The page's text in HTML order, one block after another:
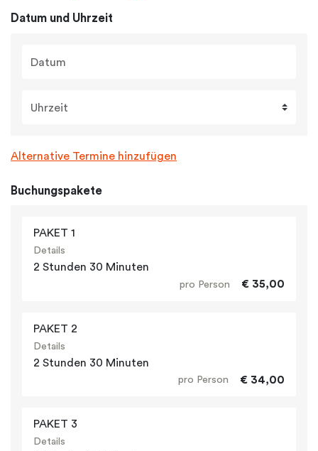
Datum und Uhrzeit
Datum
Uhrzeit
Alternative Termine hinzufügen
Buchungspakete
PAKET 1
Details
2 Stunden 30 Minuten
pro Person € 35,00
PAKET 2
Details
2 Stunden 30 Minuten
pro Person € 34,00
PAKET 3
Details